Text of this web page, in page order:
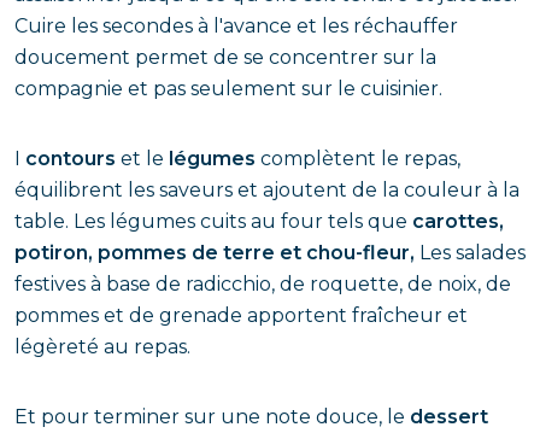
Cuire les secondes à l'avance et les réchauffer
doucement permet de se concentrer sur la
compagnie et pas seulement sur le cuisinier.
I contours et le légumes complètent le repas,
équilibrent les saveurs et ajoutent de la couleur à la
table. Les légumes cuits au four tels que carottes,
potiron, pommes de terre et chou-fleur, Les salades
festives à base de radicchio, de roquette, de noix, de
pommes et de grenade apportent fraîcheur et
légèreté au repas.
Et pour terminer sur une note douce, le dessert